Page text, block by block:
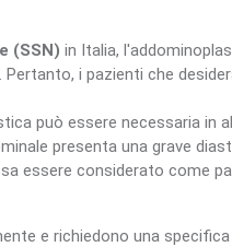
(SSN) in Italia,
i pazienti che
può essere necessaria in
presenta una grave
essere considerato come
e richiedono una